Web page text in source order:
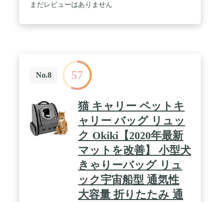
まだレビューはありません
No.8 57
猫 キャリー ペットキ
ャリー バッグ リュッ
ク Okiki【2020年最新
マットを改善】 小型犬
きゃりーバッグ リュ
ック宇宙船型 通気性
大容量 折りたたみ 通